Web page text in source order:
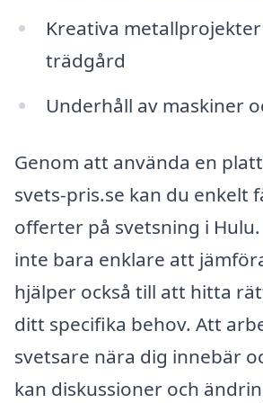
Kreativa
trädgård
Underhåll av maskiner
Genom att använda en
svets-pris.se kan du enkelt
offerter på svetsning i
inte bara enklare att
hjälper också till att hitta
ditt specifika behov. Att
svetsare nära dig innebär
kan diskussioner och